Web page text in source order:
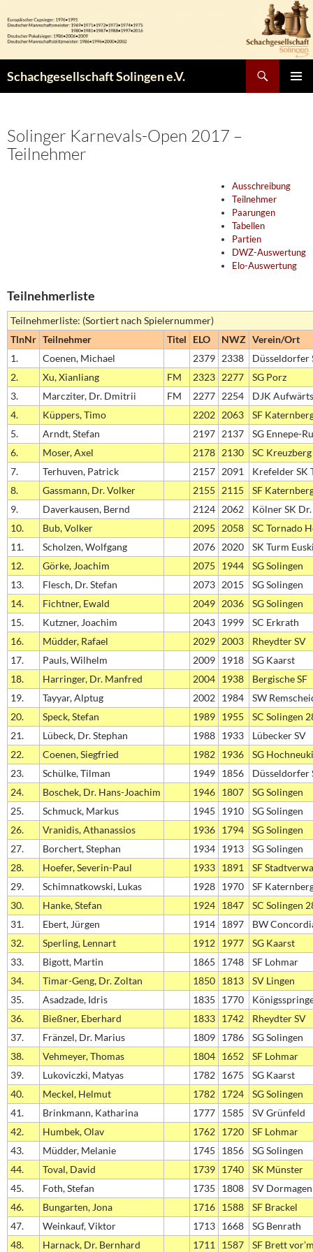
Inhalt
springen
Schachgesellschaft Solingen e.V.
Solinger Karnevals-Open 2017 –
Teilnehmer
Ausschreibung
Teilnehmer
Paarungen
Tabellen
Partien
DWZ-Auswertung
Elo-Auswertung
Teilnehmerliste
Teilnehmerliste: (Sortiert nach Spielernummer)
TlnNr Teilnehmer Titel ELO NWZ Verein/Ort
1.
Coenen, Michael 2379 2338
Düsseldorfer
2.
Xu, Xianliang FM 2323 2277
SG Porz
3.
Marcziter, Dr. Dmitrii FM 2277 2254
DJK
4.
Küppers, Timo 2202 2063
SF
5.
Arndt, Stefan 2197 2137
SG Ennepe-
6.
Moser, Axel 2178 2130
SC Kreuzberg
7.
Terhuven, Patrick 2157 2091
Krefelder SK
8.
Gassmann, Dr. Volker 2155 2115
SF
9.
Daverkausen, Bernd 2124 2062
Kölner SK
10.
Bub, Volker 2095 2058
SC Tornado
11.
Scholzen, Wolfgang 2076 2020
SK Turm
12.
Görke, Joachim 2075 1944
SG Solingen
13.
Flesch, Dr. Stefan 2073 2015
SG Solingen
14.
Fichtner, Ewald 2049 2036
SG Solingen
15.
Kutzner, Joachim 2043 1999
SC Erkrath
16.
Müdder, Rafael 2029 2003
Rheydter SV
17.
Pauls, Wilhelm 2009 1918
SG Kaarst
18.
Harringer, Dr. Manfred 2004 1938
Bergische SF
19.
Tayyar, Alptug 2002 1984
SW
20.
Speck, Stefan 1989 1955
SC Solingen
21.
Lübeck, Dr. Stephan 1988 1933
Lübecker SV
22.
Coenen, Siegfried 1982 1936
SG
23.
Schülke, Tilman 1949 1856
Düsseldorfer
24.
Boschek, Dr. Hans-Joachim 1946 1807
SG Solingen
25.
Schmuck, Markus 1945 1910
SG Solingen
26.
Vranidis, Athanassios 1936 1794
SG Solingen
27.
Borchert, Stephan 1934 1913
SG Solingen
28.
Hoefer, Severin-Paul 1933 1891
SF
29.
Schimnatkowski, Lukas 1928 1970
SF
30.
Hanke, Stefan 1924 1847
SC Solingen
31.
Ebert, Jürgen 1914 1897
BW
32.
Sperling, Lennart 1912 1977
SG Kaarst
33.
Bigott, Martin 1865 1748
SF Lohmar
34.
Timar-Geng, Dr. Zoltan 1850 1813
SV Lingen
35.
Asadzade, Idris 1835 1770
36.
Bießner, Eberhard 1833 1742
Rheydter SV
37.
Fränzel, Dr. Marius 1809 1786
SG Solingen
38.
Vehmeyer, Thomas 1804 1652
SF Lohmar
39.
Lukoviczki, Matyas 1782 1675
SG Kaarst
40.
Meckel, Helmut 1782 1724
SG Solingen
41.
Brinkmann, Katharina 1777 1585
SV Grünfeld
42.
Humbek, Olav 1762 1720
SF Lohmar
43.
Müdder, Melanie 1745 1856
SG Solingen
44.
Toval, David 1739 1740
SK Münster
45.
Foth, Stefan 1735 1808
SV Dormagen
46.
Bungarten, Jona 1716 1588
SF Brackel
47.
Weinkauf, Viktor 1713 1668
SG Benrath
48.
Harnack, Dr. Bernhard 1711 1587 SF Brett